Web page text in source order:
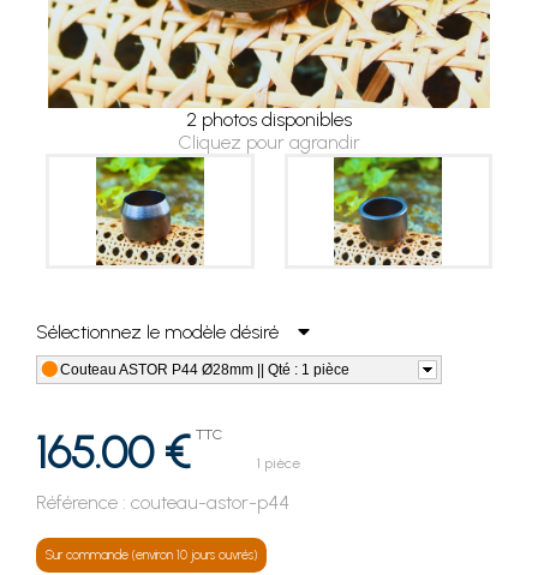
2 photos disponibles
Cliquez pour agrandir
Sélectionnez le modèle désiré
Couteau ASTOR P44 Ø28mm || Qté : 1 pièce
165.00 € TTC
1 pièce
Référence : couteau-astor-p44
Sur commande (environ 10 jours ouvrés)